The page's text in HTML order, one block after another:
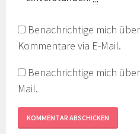
Benachrichtige mich
Kommentare via E-Mail.
Benachrichtige mich
Mail.